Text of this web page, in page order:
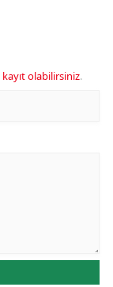
kayıt olabilirsiniz.